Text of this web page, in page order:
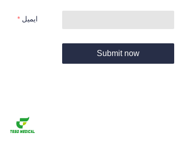
ایمیل
Submit now